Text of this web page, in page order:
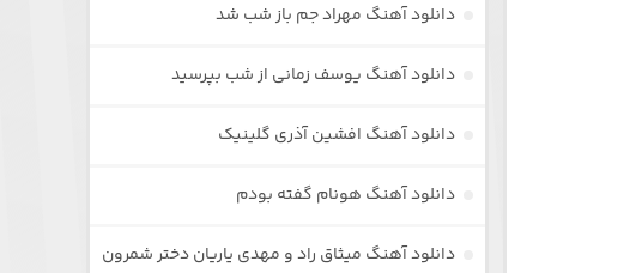
دانلود آهنگ مهراد جم باز شب شد
دانلود آهنگ یوسف زمانی از شب بپرسید
دانلود آهنگ افشین آذری گلینیک
دانلود آهنگ هونام گفته بودم
دانلود آهنگ میثاق راد و مهدی یاریان دختر شمرون